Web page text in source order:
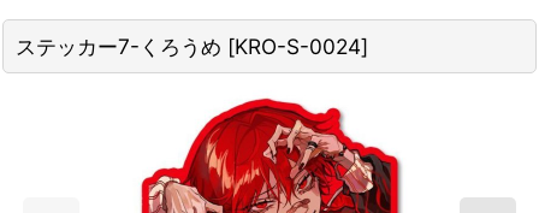
ステッカー7-くろうめ [KRO-S-0024]